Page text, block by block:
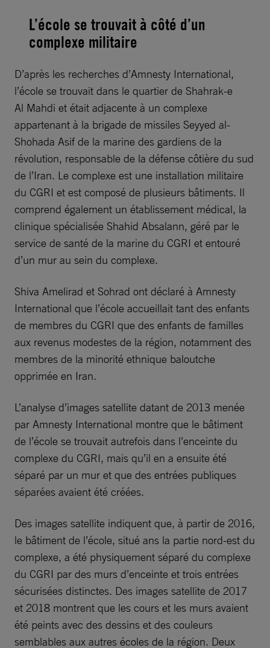
L’école se trouvait à côté d’un
complexe militaire
D’après les recherches d’Amnesty International,
l’école se trouvait dans le quartier de Shahrak-e
Al Mahdi et était adjacente à un complexe
appartenant à la brigade de missiles Seyyed al-
Shohada Asif de la marine des gardiens de la
révolution, responsable de la défense côtière du sud
de l’Iran. Le complexe est une installation militaire
du CGRI et est composé de plusieurs bâtiments. Il
comprend également un établissement médical, la
clinique spécialisée Shahid Absalann, géré par le
service de santé de la marine du CGRI et entouré
d’un mur au sein du complexe.
Shiva Amelirad et Sohrad ont déclaré à Amnesty
International que l’école accueillait tant des enfants
de membres du CGRI que des enfants de familles
aux revenus modestes de la région, notamment des
membres de la minorité ethnique baloutche
opprimée en Iran.
L’analyse d’images satellite datant de 2013 menée
par Amnesty International montre que le bâtiment
de l’école se trouvait autrefois dans l’enceinte du
complexe du CGRI, mais qu’il en a ensuite été
séparé par un mur et que des entrées publiques
séparées avaient été créées.
Des images satellite indiquent que, à partir de 2016,
le bâtiment de l’école, situé ans la partie nord-est du
complexe, a été physiquement séparé du complexe
du CGRI par des murs d’enceinte et trois entrées
sécurisées distinctes. Des images satellite de 2017
et 2018 montrent que les cours et les murs avaient
été peints avec des dessins et des couleurs
semblables aux autres écoles de la région. Deux